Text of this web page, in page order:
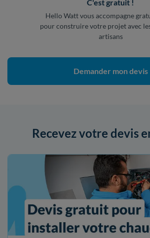
C'est gratuit !
Hello Watt vous accompagne
pour construire votre projet avec
artisans
Demander mon devis
Recevez votre devis